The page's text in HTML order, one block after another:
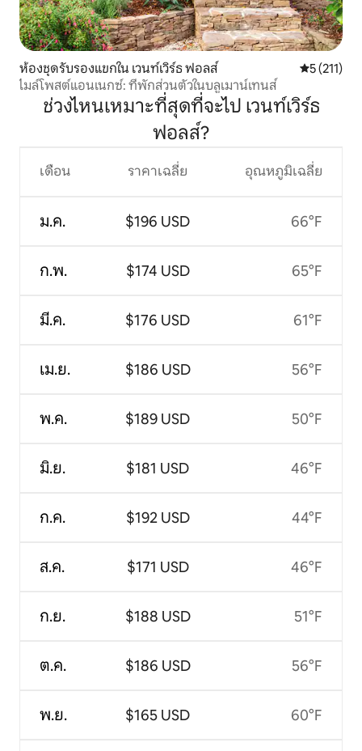
ห้องชุดรับรองแขกใน เวนท์เวิร์ธ ฟอลส์ คะแนนเฉลี่
5 (211)
ไมล์โพสต์แอนเนกซ์: ที่พักส่วนตัวในบลูเมาน์เทนส์
ช่วงไหนเหมาะที่สุดที่จะไป เวนท์เวิร์ธ
ฟอลส์?
เดือน
ม.ค.
ก.พ.
มี.ค.
เม.ย.
พ.ค.
มิ.ย.
ก.ค.
ส.ค.
ก.ย.
ต.ค.
พ.ย.
ราคาเฉลี่ย
$196 USD
$174 USD
$176 USD
$186 USD
$189 USD
$181 USD
$192 USD
$171 USD
$188 USD
$186 USD
$165 USD
อุณหภูมิเฉลี่ย
66°F
65°F
61°F
56°F
50°F
46°F
44°F
46°F
51°F
56°F
60°F